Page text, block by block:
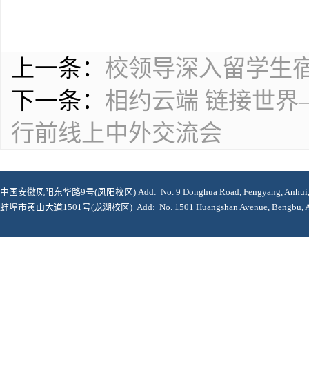
上一条： 校领导深入留学生
下一条： 相约云端 链接世
行前线上中外交流会
中国安徽凤阳东华路9号(凤阳校区) Add: No. 9 Donghua Road, Fengyang,
蚌埠市黄山大道1501号(龙湖校区) Add: No. 1501 Huangshan Avenue, Bengbu,